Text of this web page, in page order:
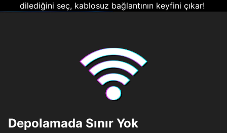
dilediğini seç, kablosuz bağlantının keyfini çıkar!
Depolamada Sınır Yok